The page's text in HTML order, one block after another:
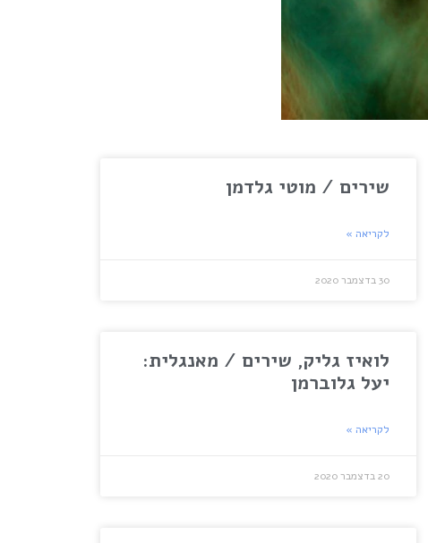
שירים / מוטי גלדמן
לקריאה »
30 בדצמבר 2020
לואיז גליק, שירים / מאנגלית:
יעל גלוברמן
לקריאה »
20 בדצמבר 2020